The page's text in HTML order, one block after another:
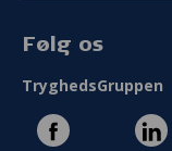
Følg os
TryghedsGruppen